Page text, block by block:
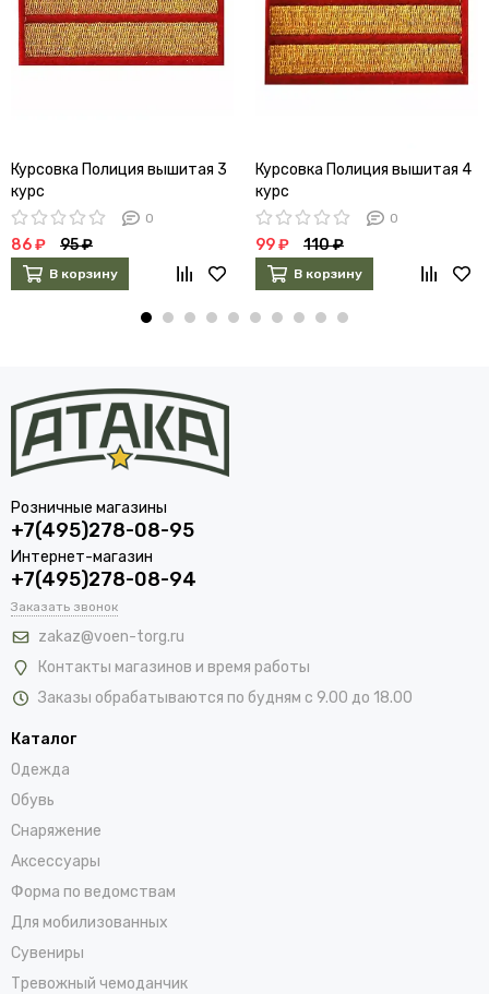
Курсовка Полиция вышитая 3
курс
0
86 ₽ 95 ₽
В корзину
Курсовка Полиция вышитая 4
курс
0
99 ₽ 110 ₽
В корзину
Розничные магазины
+7(495)278-08-95
Интернет-магазин
+7(495)278-08-94
Заказать звонок
zakaz@voen-torg.ru
Контакты магазинов и время работы
Заказы обрабатываются по будням с 9.00 до 18.00
Каталог
Одежда
Обувь
Снаряжение
Аксессуары
Форма по ведомствам
Для мобилизованных
Сувениры
Тревожный чемоданчик